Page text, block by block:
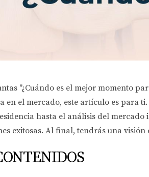
"¿Cuándo es el mejor momento
en el mercado, este artículo es para
hasta el análisis del
exitosas. Al final, tendrás una